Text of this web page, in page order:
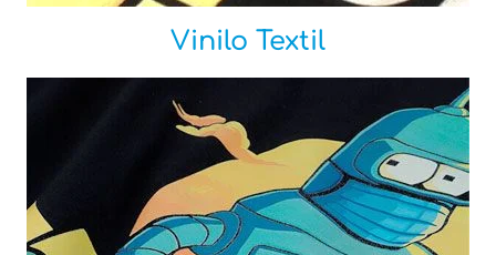
Vinilo Textil